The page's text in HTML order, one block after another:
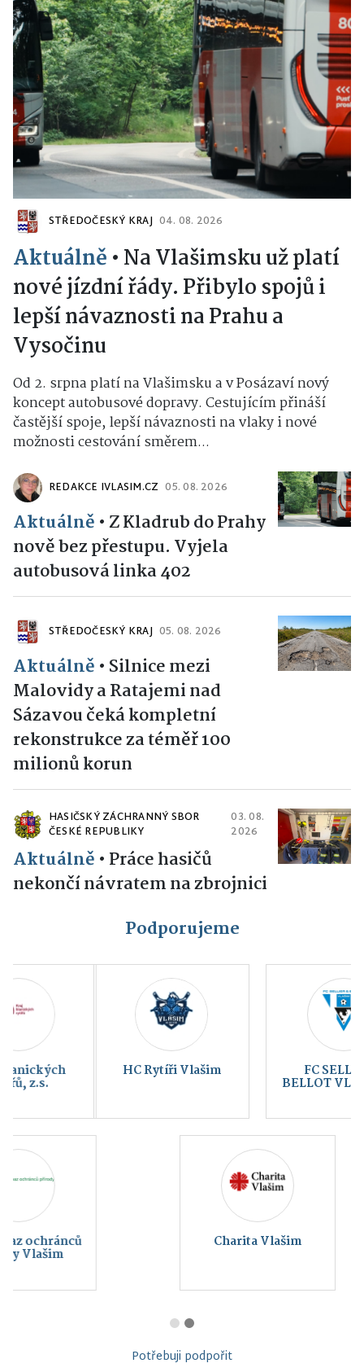
STŘEDOČESKÝ KRAJ 04. 08. 2026
Aktuálně • Na Vlašimsku už platí
nové jízdní řády. Přibylo spojů i
lepší návaznosti na Prahu a
Vysočinu
Od 2. srpna platí na Vlašimsku a v Posázaví nový
koncept autobusové dopravy. Cestujícím přináší
častější spoje, lepší návaznosti na vlaky i nové
možnosti cestování směrem...
REDAKCE IVLASIM.CZ 05. 08. 2026
Aktuálně • Z Kladrub do Prahy
nově bez přestupu. Vyjela
autobusová linka 402
STŘEDOČESKÝ KRAJ 05. 08. 2026
Aktuálně • Silnice mezi
Malovidy a Ratajemi nad
Sázavou čeká kompletní
rekonstrukce za téměř 100
milionů korun
HASIČSKÝ ZÁCHRANNÝ SBOR
ČESKÉ REPUBLIKY
03. 08.
2026
Aktuálně • Práce hasičů
nekončí návratem na zbrojnici
Podporujeme
HC Rytíři Vlašim FC SELLIER &
BELLOT VLAŠIM a.s.
Charita Vlašim
Potřebuji podpořit